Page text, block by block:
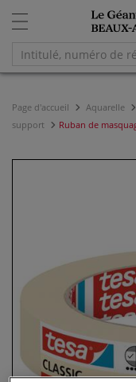
Page d'accueil Aquarelle
support
Ruban de